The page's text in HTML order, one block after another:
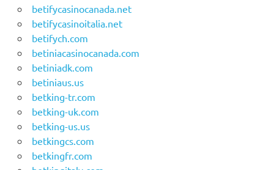
betifycasinocanada.net
betifycasinoitalia.net
betifych.com
betiniacasinocanada.com
betiniadk.com
betiniaus.us
betking-tr.com
betking-uk.com
betking-us.us
betkingcs.com
betkingfr.com